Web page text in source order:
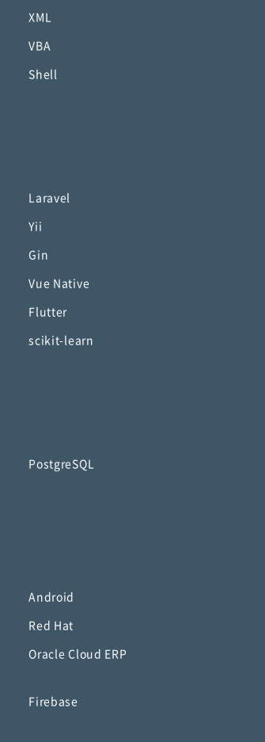
XML
VBA
Shell
Laravel
Yii
Gin
Vue Native
Flutter
scikit-learn
PostgreSQL
Android
Red Hat
Oracle Cloud ERP
Firebase